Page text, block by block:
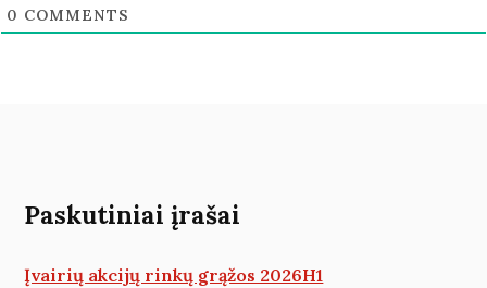
0 COMMENTS
Paskutiniai įrašai
Įvairių akcijų rinkų grąžos 2026H1